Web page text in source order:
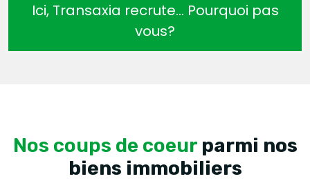
Ici, Transaxia recrute… Pourquoi pas
vous?
Nos coups de coeur parmi nos
biens immobiliers